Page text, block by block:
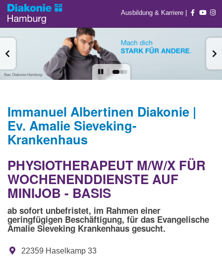
Ausbildung & Karriere |
Immanuel Albertinen Diakonie |
Ev. Amalie Sieveking-
Krankenhaus
PHYSIOTHERAPEUT M/W/X FÜR
WOCHENENDDIENSTE AUF
MINIJOB - BASIS
ab sofort unbefristet, im Rahmen einer
geringfügigen Beschäftigung, für das Evangelische
Amalie Sieveking Krankenhaus gesucht.
22359 Haselkamp 33